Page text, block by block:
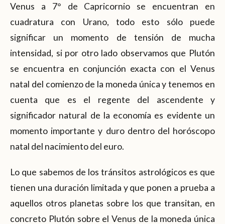
Venus a 7° de Capricornio se encuentran en
cuadratura con Urano, todo esto sólo puede
significar un momento de tensión de mucha
intensidad, si por otro lado observamos que Plutón
se encuentra en conjunción exacta con el Venus
natal del comienzo de la moneda única y tenemos en
cuenta que es el regente del ascendente y
significador natural de la economía es evidente un
momento importante y duro dentro del horóscopo
natal del nacimiento del euro.
Lo que sabemos de los tránsitos astrológicos es que
tienen una duración limitada y que ponen a prueba a
aquellos otros planetas sobre los que transitan, en
concreto Plutón sobre el Venus de la moneda única